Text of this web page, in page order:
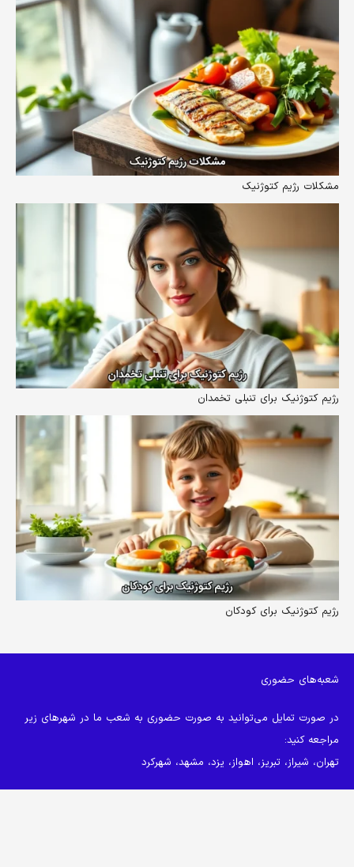
مشکلات رژیم کتوژنیک
رژیم کتوژنیک برای تنبلی تخمدان
رژیم کتوژنیک برای کودکان
شعبه‌های حضوری
در صورت تمایل می‌توانید به صورت حضوری به شعب ما در شهرهای زیر
مراجعه کنید:
تهران، شیراز، تبریز، اهواز، یزد، مشهد، شهرکرد